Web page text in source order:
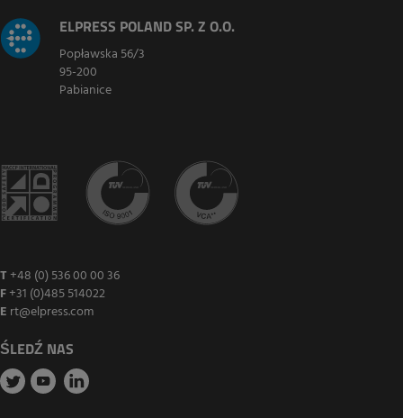
ELPRESS POLAND SP. Z O.O.
Popławska 56/3
95-200
Pabianice
T +48 (0) 536 00 00 36
F+31 (0)485 514022
E rt@elpress.com
ŚLEDŹ NAS